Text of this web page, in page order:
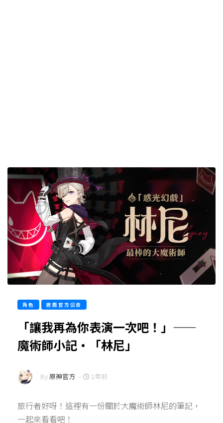
角色 遊戲官方公告
「讓我再為你表演一次吧！」——
魔術師小記·「林尼」
By原神官方 - 1年前
旅行者好呀！這裡有一份關於大魔術師林尼的筆記，
一起來看看吧！